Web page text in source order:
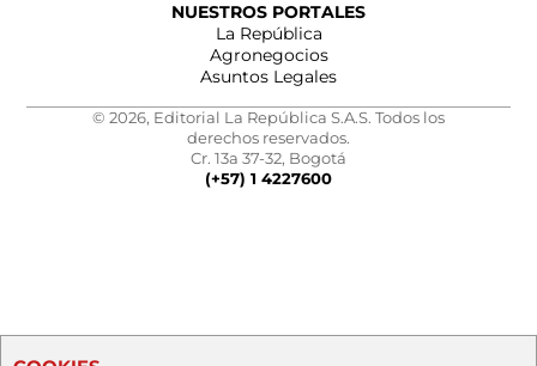
NUESTROS PORTALES
La República
Agronegocios
Asuntos Legales
© 2026, Editorial La República S.A.S. Todos los
derechos reservados.
Cr. 13a 37-32, Bogotá
(+57) 1 4227600